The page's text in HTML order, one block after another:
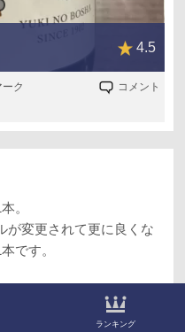
4.5
ク コメント
。
が変更されて更に良くな
です。
ランキング